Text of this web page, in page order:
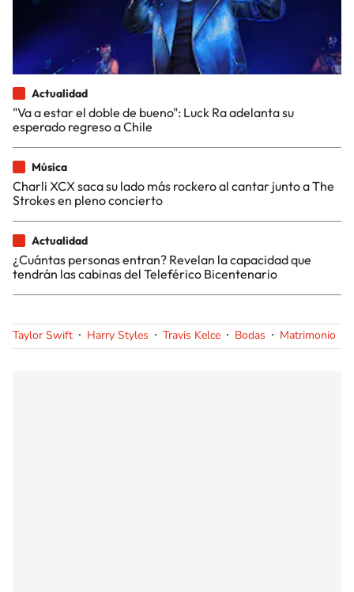
Actualidad
"Va a estar el doble de bueno": Luck Ra adelanta su
esperado regreso a Chile
Música
Charli XCX saca su lado más rockero al cantar junto a The
Strokes en pleno concierto
Actualidad
¿Cuántas personas entran? Revelan la capacidad que
tendrán las cabinas del Teleférico Bicentenario
Taylor Swift Harry Styles Travis Kelce Bodas Matrimonio